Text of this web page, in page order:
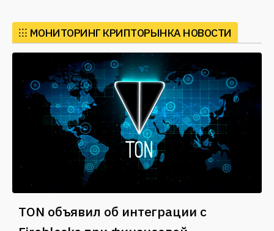
⁝⁝⁝ МОНИТОРИНГ КРИПТОРЫНКА НОВОСТИ
TON объявил об интеграции с